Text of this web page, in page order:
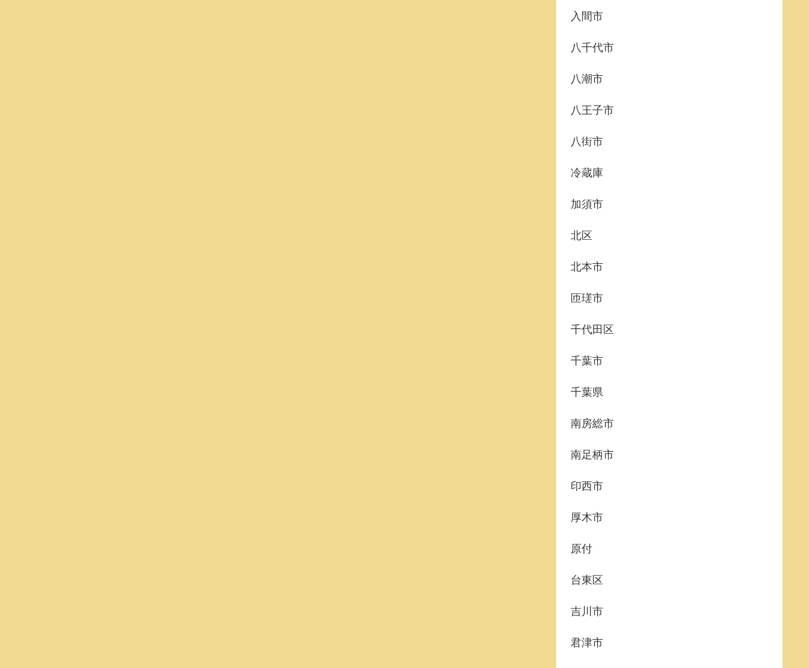
入間市
八千代市
八潮市
八王子市
八街市
冷蔵庫
加須市
北区
北本市
匝瑳市
千代田区
千葉市
千葉県
南房総市
南足柄市
印西市
厚木市
原付
台東区
吉川市
君津市